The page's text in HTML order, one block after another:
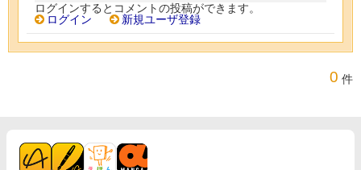
ログインするとコメントの投稿ができます。
ログイン
新規ユーザ登録
0 件